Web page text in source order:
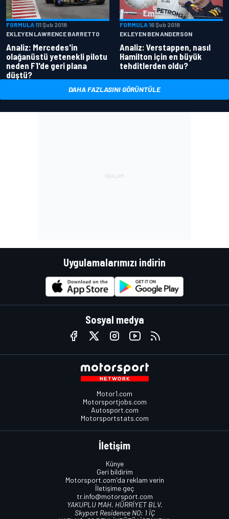
FORMULA 111 Şub 2018
EKLEYEN LAWRENCE BARRETTO
Analiz: Mercedes'in
olağanüstü yetenekli pilotu
neden F1'de geri plana
düştü?
FORMULA 16 Şub 2018
EKLEYEN BEN ANDERSON
Analiz: Verstappen, nasıl
Hamilton için en büyük
tehditlerden oldu?
DAHA FAZLASINI GÖRÜNTÜLE
Uygulamalarımızı indirin
Sosyal medya
Motor1.com
Motorsportjobs.com
Autosport.com
Motorsportstats.com
İletişim
Künye
Geri bildirim
Motorsport.com'da reklam verin
İletişime geç
tr.info@motorsport.com
YAKUPLU MAH. HÜRRİYET BLV.
Skyport Residence NO: 1 İÇ